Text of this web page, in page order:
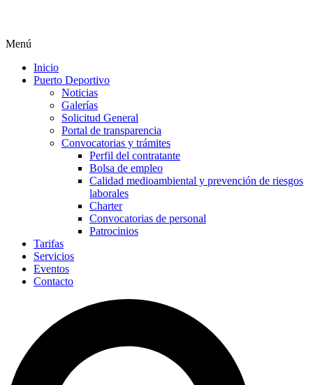
Menú
Inicio
Puerto Deportivo
Noticias
Galerías
Solicitud General
Portal de transparencia
Convocatorias y trámites
Perfil del contratante
Bolsa de empleo
Calidad medioambiental y prevención de riesgos
laborales
Charter
Convocatorias de personal
Patrocinios
Tarifas
Servicios
Eventos
Contacto